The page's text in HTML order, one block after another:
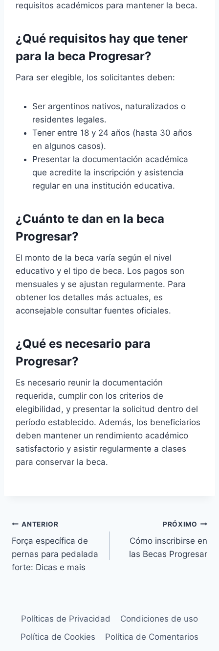
requisitos académicos para mantener la beca.
¿Qué requisitos hay que tener
para la beca Progresar?
Para ser elegible, los solicitantes deben:
Ser argentinos nativos, naturalizados o
residentes legales.
Tener entre 18 y 24 años (hasta 30 años
en algunos casos).
Presentar la documentación académica
que acredite la inscripción y asistencia
regular en una institución educativa.
¿Cuánto te dan en la beca
Progresar?
El monto de la beca varía según el nivel
educativo y el tipo de beca. Los pagos son
mensuales y se ajustan regularmente. Para
obtener los detalles más actuales, es
aconsejable consultar fuentes oficiales.
¿Qué es necesario para
Progresar?
Es necesario reunir la documentación
requerida, cumplir con los criterios de
elegibilidad, y presentar la solicitud dentro del
período establecido. Además, los beneficiarios
deben mantener un rendimiento académico
satisfactorio y asistir regularmente a clases
para conservar la beca.
Navegação
de
Post
ANTERIOR
Força específica de
pernas para pedalada
forte: Dicas e mais
PRÓXIMO
Cómo inscribirse en
las Becas Progresar
Políticas de Privacidad
Condiciones de uso
Política de Cookies
Política de Comentarios